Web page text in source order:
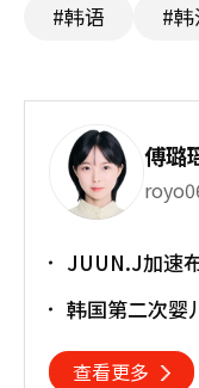
#韩语 #
傅璐
JUUN.J加速
韩国第二次婴
查看更多